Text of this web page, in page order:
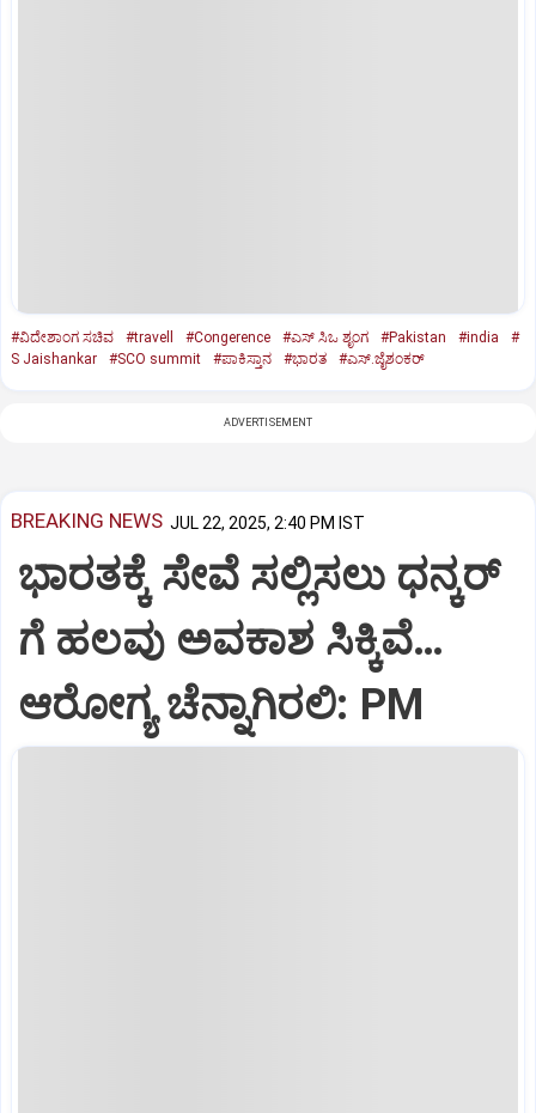
#ವಿದೇಶಾಂಗ ಸಚಿವ #travell #Congerence #ಎಸ್‌ ಸಿಒ ಶೃಂಗ #Pakistan #india
#
S Jaishankar
#SCO summit #ಪಾಕಿಸ್ತಾನ #ಭಾರತ #ಎಸ್‌.ಜೈಶಂಕರ್‌
ADVERTISEMENT
BREAKING NEWS JUL 22, 2025, 2:40 PM IST
ಭಾರತಕ್ಕೆ ಸೇವೆ ಸಲ್ಲಿಸಲು ಧನ್ಕರ್‌
ಗೆ ಹಲವು ಅವಕಾಶ ಸಿಕ್ಕಿವೆ…
ಆರೋಗ್ಯ ಚೆನ್ನಾಗಿರಲಿ: PM